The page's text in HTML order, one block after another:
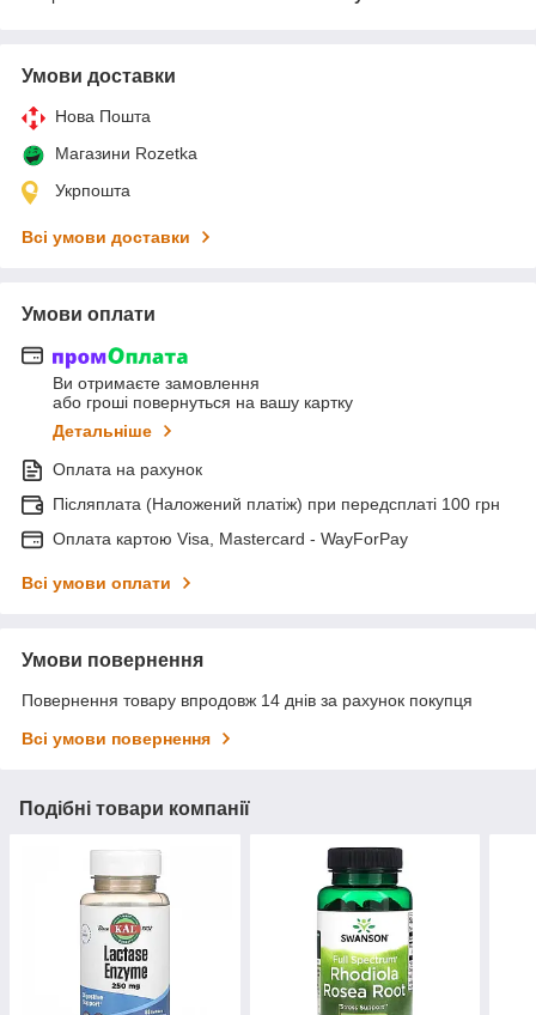
Умови доставки
Нова Пошта
Магазини Rozetka
Укрпошта
Всі умови доставки
Умови оплати
Ви отримаєте замовлення
або гроші повернуться на вашу картку
Детальніше
Оплата на рахунок
Післяплата (Наложений платіж) при передсплаті 100 грн
Оплата картою Visa, Mastercard - WayForPay
Всі умови оплати
Умови повернення
Повернення товару впродовж 14 днів за рахунок покупця
Всі умови повернення
Подібні товари компанії